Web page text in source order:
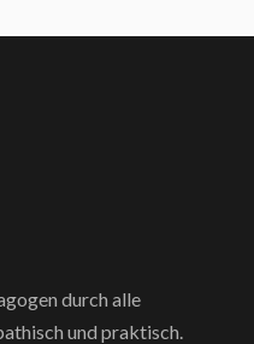
durch alle
und praktisch.